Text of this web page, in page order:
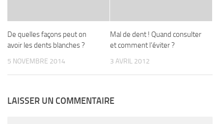
De quelles façons peut on
avoir les dents blanches ?
5 NOVEMBRE 2014
Mal de dent ! Quand consulter
et comment l’éviter ?
3 AVRIL 2012
LAISSER UN COMMENTAIRE